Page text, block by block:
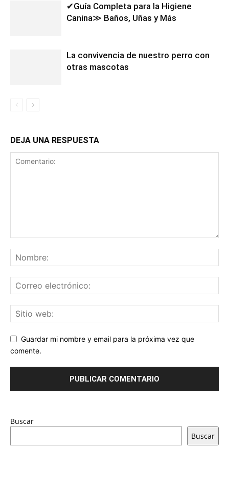
✔Guía Completa para la Higiene
Canina≫ Baños, Uñas y Más
La convivencia de nuestro perro con
otras mascotas
DEJA UNA RESPUESTA
Guardar mi nombre y email para la próxima vez que
comente.
Buscar
Buscar